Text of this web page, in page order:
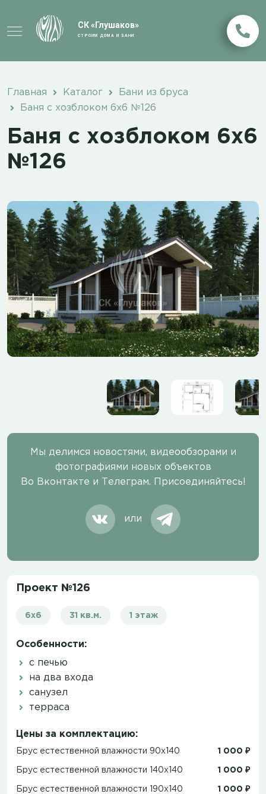
СК «Глушаков»
СТРОИМ ДОМА И БАНИ
Главная Каталог
Бани из бруса
Баня с хозблоком 6х6 №126
Баня с хозблоком 6х6
№126
Мы делимся новостями, видеообзорами и
фотографиями новых объектов
Во Вконтакте и Телеграм. Присоединяйтесь!
или
Проект №126
6x6 31 кв.м. 1 этаж
Особенности:
с печью
на два входа
санузел
терраса
Цены за комплектацию:
Брус естественной влажности 90x140 1 000 ₽
Брус естественной влажности 140x140 1 000 ₽
Брус естественной влажности 190x140 1 000 ₽